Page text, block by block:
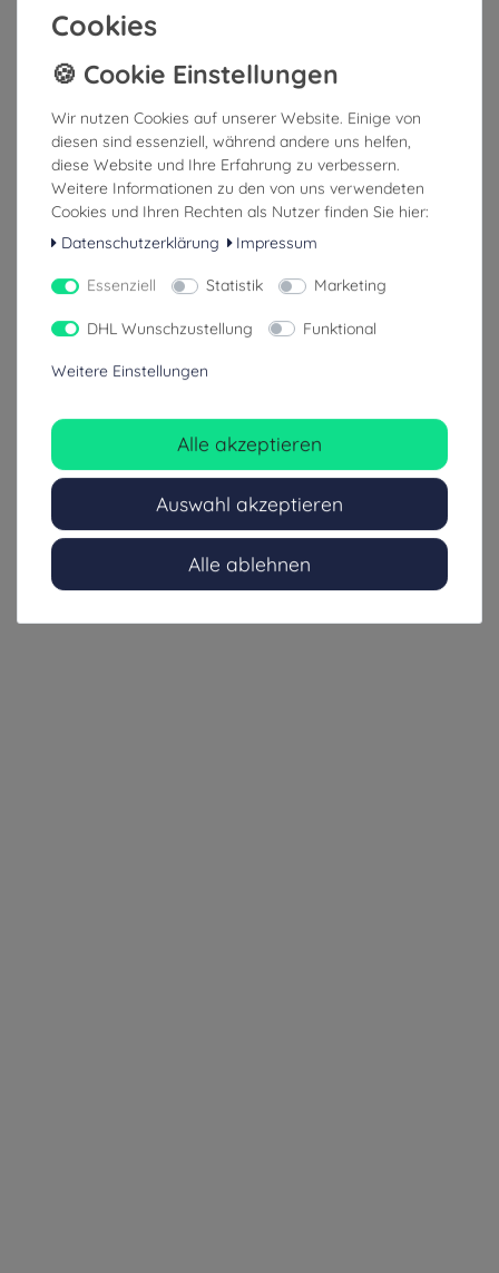
Einmalpinzette steril (50
15,99 €
zzgl. Versandkosten
1-3 Tage (Ausland: 4-8 Tage)
3,99 €
zzgl. Versandkosten
1-3 Tage (Ausland: 4-8 Tage)
Cookies
Wir nutzen Cookies auf unserer Website. Einige von
diesen sind essenziell, während andere uns helfen,
diese Website und Ihre Erfahrung zu verbessern.
Weitere Informationen zu den von uns verwendeten
Cookies und Ihren Rechten als Nutzer finden Sie hier:
Datenschutzerklärung
Impressum
Essenziell Statistik Marketing
DHL Wunschzustellung Funktional
Weitere Einstellungen
Alle akzeptieren
Auswahl akzeptieren
Alle ablehnen